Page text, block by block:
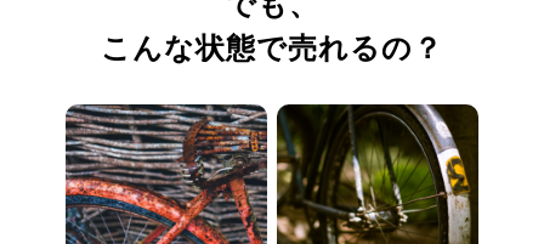
こんな状態で売れるの？